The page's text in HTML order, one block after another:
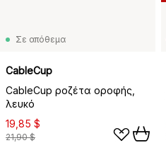
Σε απόθεμα
CableCup
CableCup ροζέτα οροφής,
λευκό
19,85 $
21,90 $